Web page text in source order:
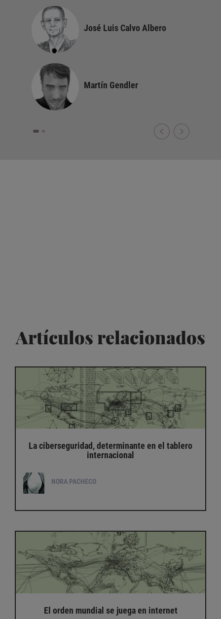
José Luis Calvo Albero
Martín Gendler
Artículos relacionados
La ciberseguridad, determinante en el tablero
internacional
NORA PACHECO
El orden mundial se juega en internet